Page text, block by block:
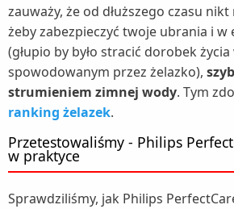
zauważy, że od dłuższego czasu
żeby zabezpieczyć twoje ubrania i w
(głupio by było stracić dorobek
spowodowanym przez żelazko),
strumieniem zimnej wody. Tym
ranking żelazek.
Przetestowaliśmy - Philips
w praktyce
Sprawdziliśmy, jak Philips